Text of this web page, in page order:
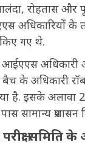
रोहतास और
गए थे.
अधिकारी
के अधिकारी
गया है. इसके
सामान्य
समिति के